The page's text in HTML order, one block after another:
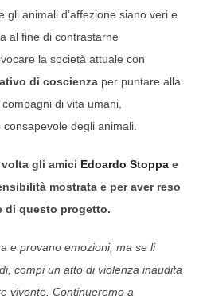
gli animali d’affezione siano veri e
al fine di contrastarne
la società attuale con
di coscienza per puntare alla
compagni di vita umani,
consapevole degli animali.
gli amici Edoardo Stoppa e
mostrata e per aver reso
di questo progetto.
e provano emozioni, ma se li
compi un atto di violenza inaudita
vivente. Continueremo a